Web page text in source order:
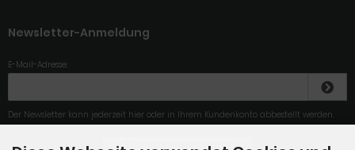
Newsletter-Anmeldung
E-Mail-Adresse:
Der Newsletter kann jederzeit hier oder in Ihrem Kundenkonto abbestellt werden.